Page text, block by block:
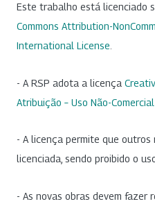
Este trabalho está licenciado
Commons Attribution-
International License
- A RSP adota a licença
Atribuição – Uso Não-Comercial
- A licença permite que outros
licenciada, sendo proibido o
- As novas obras devem fazer